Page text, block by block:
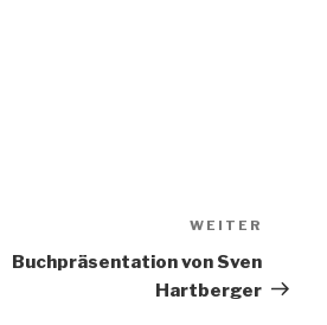
Beitrag
WEITER
Buchpräsentation von Sven
Hartberger